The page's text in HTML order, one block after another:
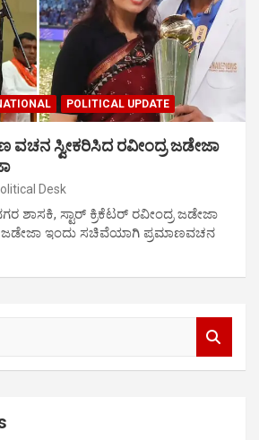
POLITICAL UPDATE
ಸ್ವೀಕರಿಸಿದ ರವೀಂದ್ರ ಜಡೇಜಾ
Desk
ಶಾಸಕಿ, ಸ್ಟಾರ್‌ ಕ್ರಿಕೆಟರ್ ರವೀಂದ್ರ ಜಡೇಜಾ
ಜಡೇಜಾ ಇಂದು ಸಚಿವೆಯಾಗಿ ಪ್ರಮಾಣವಚನ